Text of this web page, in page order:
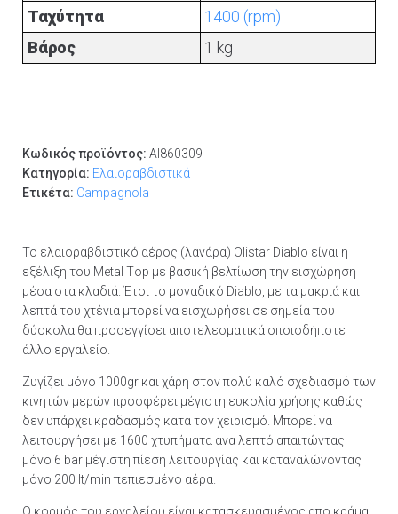
Ταχύτητα
1400 (rpm)
Βάρος
1 kg
Κωδικός προϊόντος: AI860309
Κατηγορία: Ελαιοραβδιστικά
Ετικέτα: Campagnola
Το ελαιοραβδιστικό αέρος (λανάρα) Olistar Diablo είναι η
εξέλιξη του Μetal Τop με βασική βελτίωση την εισχώρηση
μέσα στα κλαδιά. Έτσι το μοναδικό Diablo, με τα μακριά και
λεπτά του χτένια μπορεί να εισχωρήσει σε σημεία που
δύσκολα θα προσεγγίσει αποτελεσματικά οποιοδήποτε
άλλο εργαλείο.
Ζυγίζει μόνο 1000gr και χάρη στον πολύ καλό σχεδιασμό των
κινητών μερών προσφέρει μέγιστη ευκολία χρήσης καθώς
δεν υπάρχει κραδασμός κατα τον χειρισμό. Mπορεί να
λειτουργήσει με 1600 χτυπήματα ανα λεπτό απαιτώντας
μόνο 6 bar μέγιστη πίεση λειτουργίας και καταναλώνοντας
μόνο 200 lt/min πεπιεσμένο αέρα.
Ο κορμός του εργαλείου είναι κατασκευασμένος απο κράμα